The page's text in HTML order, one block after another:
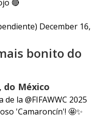
🔴
December 16,
bonito do
do México
de la @FIFAWWC 2025
'Camaroncín'! 🤩✨